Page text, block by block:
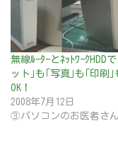
無線ﾙｰﾀｰとﾈｯﾄﾜｰｸHDD
ット｣も｢写真｣も｢印刷｣
OK！
2008年7月12日
③パソコンのお医者さん